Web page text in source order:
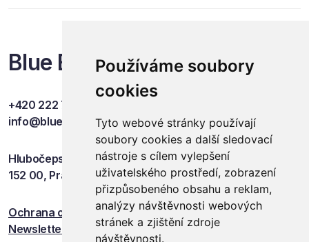
Používáme soubory
cookies
Tyto webové stránky používají
soubory cookies a další sledovací
nástroje s cílem vylepšení
uživatelského prostředí, zobrazení
přizpůsobeného obsahu a reklam,
analýzy návštěvnosti webových
stránek a zjištění zdroje
návštěvnosti.
Blue Events
+420 222 749 841
info@blueevents.eu
Hlubočepská 701/38c
152 00, Praha 5
Ochrana osobních údajů
Newsletter